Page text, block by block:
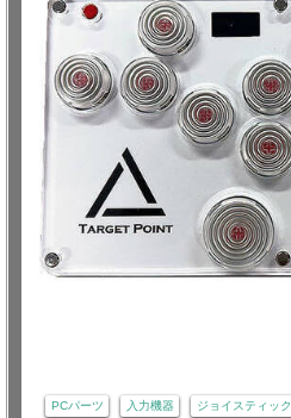
PCパーツ 入力機器 ジョイスティック